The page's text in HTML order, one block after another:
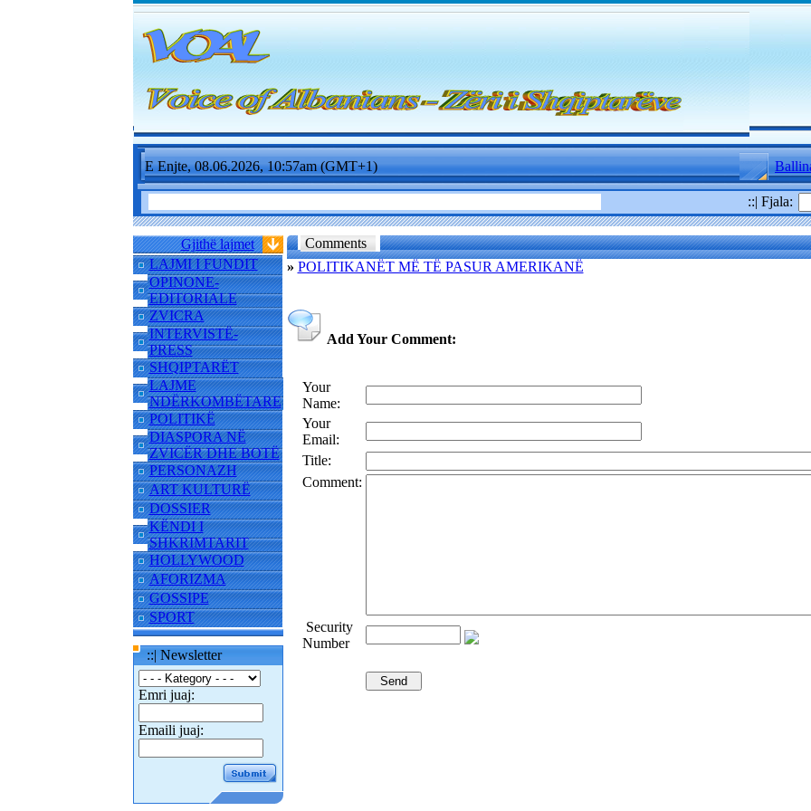
E Enjte, 08.06.2026, 10:57am (GMT+1)
::| Fjala:
Gjithë lajmet
LAJMI I FUNDIT
OPINONE-
EDITORIALE
ZVICRA
INTERVISTË-
PRESS
SHQIPTARËT
LAJME
NDËRKOMBËTARE
POLITIKË
DIASPORA NË
ZVICËR DHE BOTË
PERSONAZH
ART KULTURË
DOSSIER
KËNDI I
SHKRIMTARIT
HOLLYWOOD
AFORIZMA
GOSSIPE
SPORT
::| Newsletter
Emri juaj:
Emaili juaj:
Comments
» POLITIKANËT MË TË PASUR AMERIKANË
Add Your Comment:
Your
Name:
Your
Email:
Title:
Comment:
Security
Number